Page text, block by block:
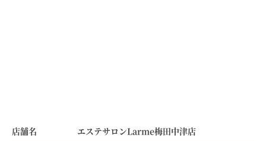
店舗名 エステサロンLarme梅田中津店